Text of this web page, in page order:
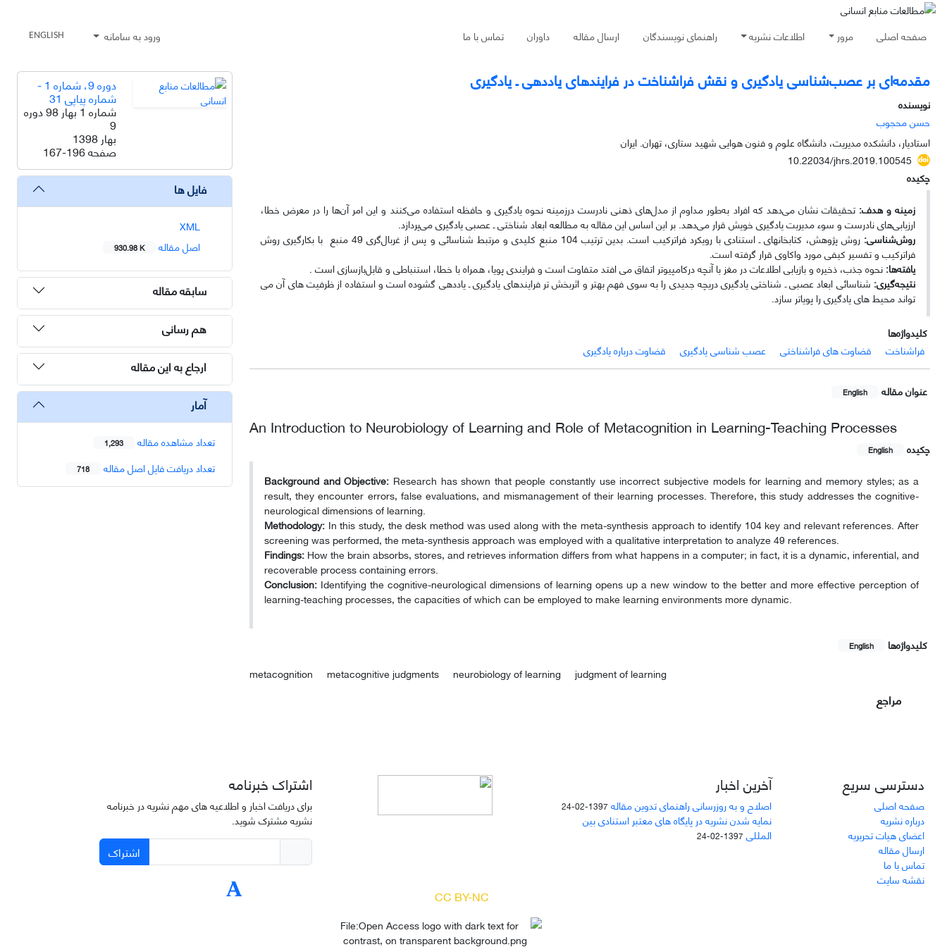
صفحه اصلی مرور اطلاعات نشریه راهنمای نویسندگان ارسال مقاله داوران تماس با ما ورود به سامانه ENGLISH
مقدمه‌ای بر عصب‌شناسی یادگیری و نقش فراشناخت در فرایندهای یاددهی ـ یادگیری
نویسنده
حسن محجوب
استادیار، دانشکده مدیریت، دانشگاه علوم و فنون هوایی شهید ستاری، تهران. ایران
10.22034/jhrs.2019.100545
چکیده
زمینه و هدف: تحقیقات نشان می‌دهد که افراد به‌طور مداوم از مدل‌های ذهنی نادرست درزمینه نحوه یادگیری و حافظه استفاده می‌کنند و این امر آن‌ها را در معرض خطا،
ارزیابی‌های نادرست و سوء مدیریت یادگیری خویش قرار می‌دهد. بر این اساس این مقاله به مطالعه ابعاد شناختی ـ عصبی یادگیری می‌پردازد.
روش‌شناسی:
روش پژوهش، کتابخانه­ای ـ استنادی با رویکرد فراترکیب است. بدین ترتیب 104 منبع کلیدی و مرتبط شناسائی و پس از غربال‌گری 49 منبع با بکارگیری روش
فراترکیب و تفسیر کیفی مورد واکاوی قرار گرفته است.
یافته‌ها: نحوه جذب، ذخیره و بازیابی اطلاعات در مغز با آنچه درکامپیوتر اتفاق می افتد متفاوت است و فرایندی پویا، همراه با خطا، استنباطی و قابل‌بازسازی است .
نتیجه‌گیری: شناسائی ابعاد عصبی ـ شناختی یادگیری دریچه جدیدی را به سوی فهم بهتر و اثربخش تر فرایندهای یادگیری ـ یاددهی گشوده است و استفاده از ظرفیت های آن می
تواند محیط های یادگیری را پویاتر سازد.
کلیدواژه‌ها
فراشناخت
قضاوت های فراشناختی عصب شناسی یادگیری قضاوت درباره یادگیری
عنوان مقاله English
An Introduction to Neurobiology of Learning and Role of Metacognition in Learning-Teaching Processes
چکیده English
Background and Objective: Research has shown that people constantly use incorrect subjective models for learning and memory styles; as a
result, they encounter errors, false evaluations, and mismanagement of their learning processes. Therefore, this study addresses the cognitive-
neurological dimensions of learning.
Methodology: In this study, the desk method was used along with the meta-synthesis approach to identify 104 key and relevant references. After
screening was performed, the meta-synthesis approach was employed with a qualitative interpretation to analyze 49 references.
Findings: How the brain absorbs, stores, and retrieves information differs from what happens in a computer; in fact, it is a dynamic, inferential, and
recoverable process containing errors.
Conclusion: Identifying the cognitive-neurological dimensions of learning opens up a new window to the better and more effective perception of
learning-teaching processes, the capacities of which can be employed to make learning environments more dynamic.
کلیدواژه‌ها English
metacognition metacognitive judgments neurobiology of learning judgment of learning
مراجع
دوره 9، شماره 1 -
شماره پیاپی 31
شماره 1 بهار 98 دوره
9
بهار 1398
صفحه167-196
فایل ها
XML
اصل مقاله
930.98 K
سابقه مقاله
هم رسانی
ارجاع به این مقاله
آمار
تعداد مشاهده مقاله 1,293
تعداد دریافت فایل اصل مقاله 718
دسترسی سریع
صفحه اصلی
درباره نشریه
اعضای هیات تحریریه
ارسال مقاله
تماس با ما
نقشه سایت
آخرین اخبار
اصلاح و به روزرسانی راهنمای تدوین مقاله 1397-02-24
نمایه شدن نشریه در پایگاه های معتبر استنادی بین
المللی 1397-02-24
CC BY-NC
اشتراک خبرنامه
برای دریافت اخبار و اطلاعیه های مهم نشریه در خبرنامه
نشریه مشترک شوید.
اشتراک